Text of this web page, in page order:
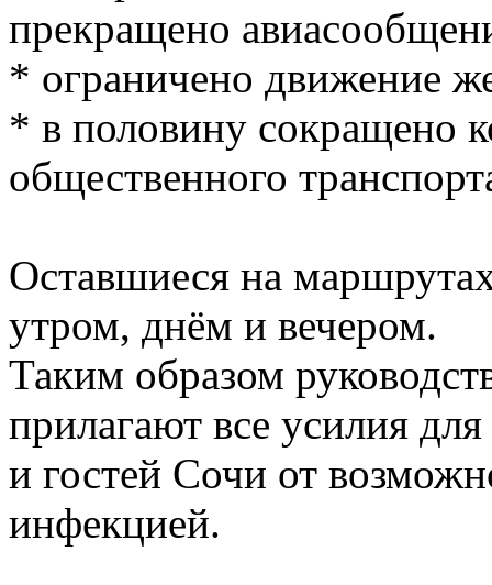
прекращено
* ограничено движение
* в половину сокращено
общественного
Оставшиеся на
утром, днём и вечером.
Таким образом
прилагают все усилия
и гостей Сочи от
инфекцией.